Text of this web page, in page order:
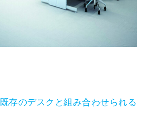
存のデスクと組み合わせられる